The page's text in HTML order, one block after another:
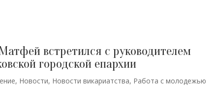
встретился с руководителем
городской епархии
, Новости, Новости викариатства, Работа с молодежью